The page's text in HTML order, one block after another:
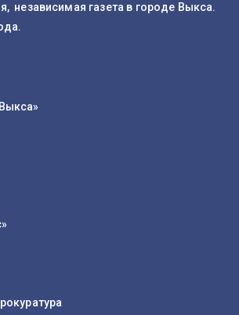
независимая газета в городе Выкса.